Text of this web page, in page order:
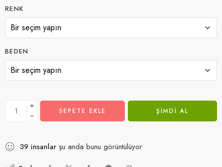
RENK
BEDEN
SEPETE EKLE ŞIMDI AL
39 insanlar şu anda bunu görüntülüyor